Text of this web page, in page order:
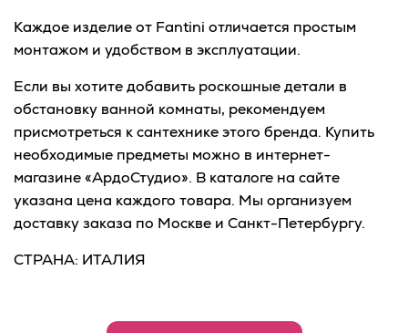
Каждое изделие от Fantini отличается простым
монтажом и удобством в эксплуатации.
Если вы хотите добавить роскошные детали в
обстановку ванной комнаты, рекомендуем
присмотреться к сантехнике этого бренда. Купить
необходимые предметы можно в интернет-
магазине «АрдоСтудио». В каталоге на сайте
указана цена каждого товара. Мы организуем
доставку заказа по Москве и Санкт-Петербургу.
СТРАНА: ИТАЛИЯ